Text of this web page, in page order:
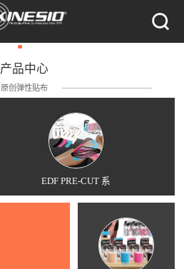
产品中心
原创弹性贴布
EDF PRE-CUT 系